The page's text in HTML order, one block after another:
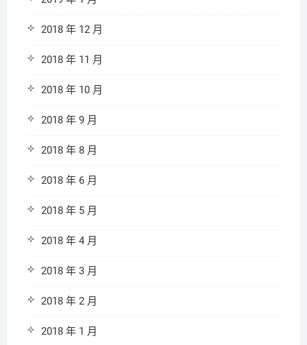
2018 年 12 月
2018 年 11 月
2018 年 10 月
2018 年 9 月
2018 年 8 月
2018 年 6 月
2018 年 5 月
2018 年 4 月
2018 年 3 月
2018 年 2 月
2018 年 1 月